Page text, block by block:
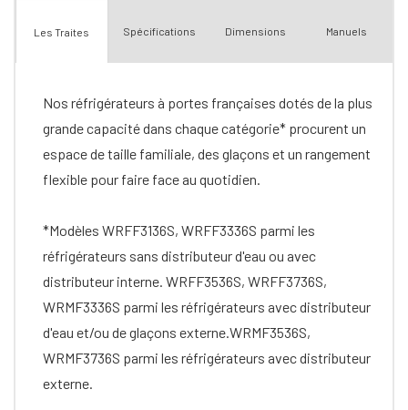
Les Traites Spécifications Dimensions Manuels
Nos réfrigérateurs à portes françaises dotés de la plus
grande capacité dans chaque catégorie* procurent un
espace de taille familiale, des glaçons et un rangement
flexible pour faire face au quotidien.
*Modèles WRFF3136S, WRFF3336S parmi les
réfrigérateurs sans distributeur d'eau ou avec
distributeur interne. WRFF3536S, WRFF3736S,
WRMF3336S parmi les réfrigérateurs avec distributeur
d'eau et/ou de glaçons externe.WRMF3536S,
WRMF3736S parmi les réfrigérateurs avec distributeur
externe.